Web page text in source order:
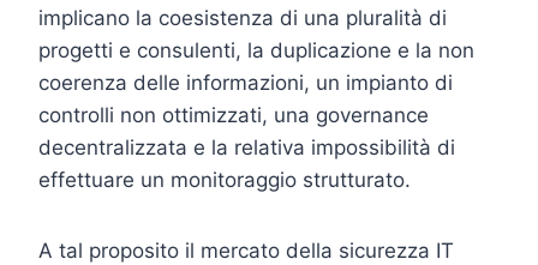
implicano la coesistenza di una pluralità di
progetti e consulenti, la duplicazione e la non
coerenza delle informazioni, un impianto di
controlli non ottimizzati, una governance
decentralizzata e la relativa impossibilità di
effettuare un monitoraggio strutturato.
A tal proposito il mercato della sicurezza IT